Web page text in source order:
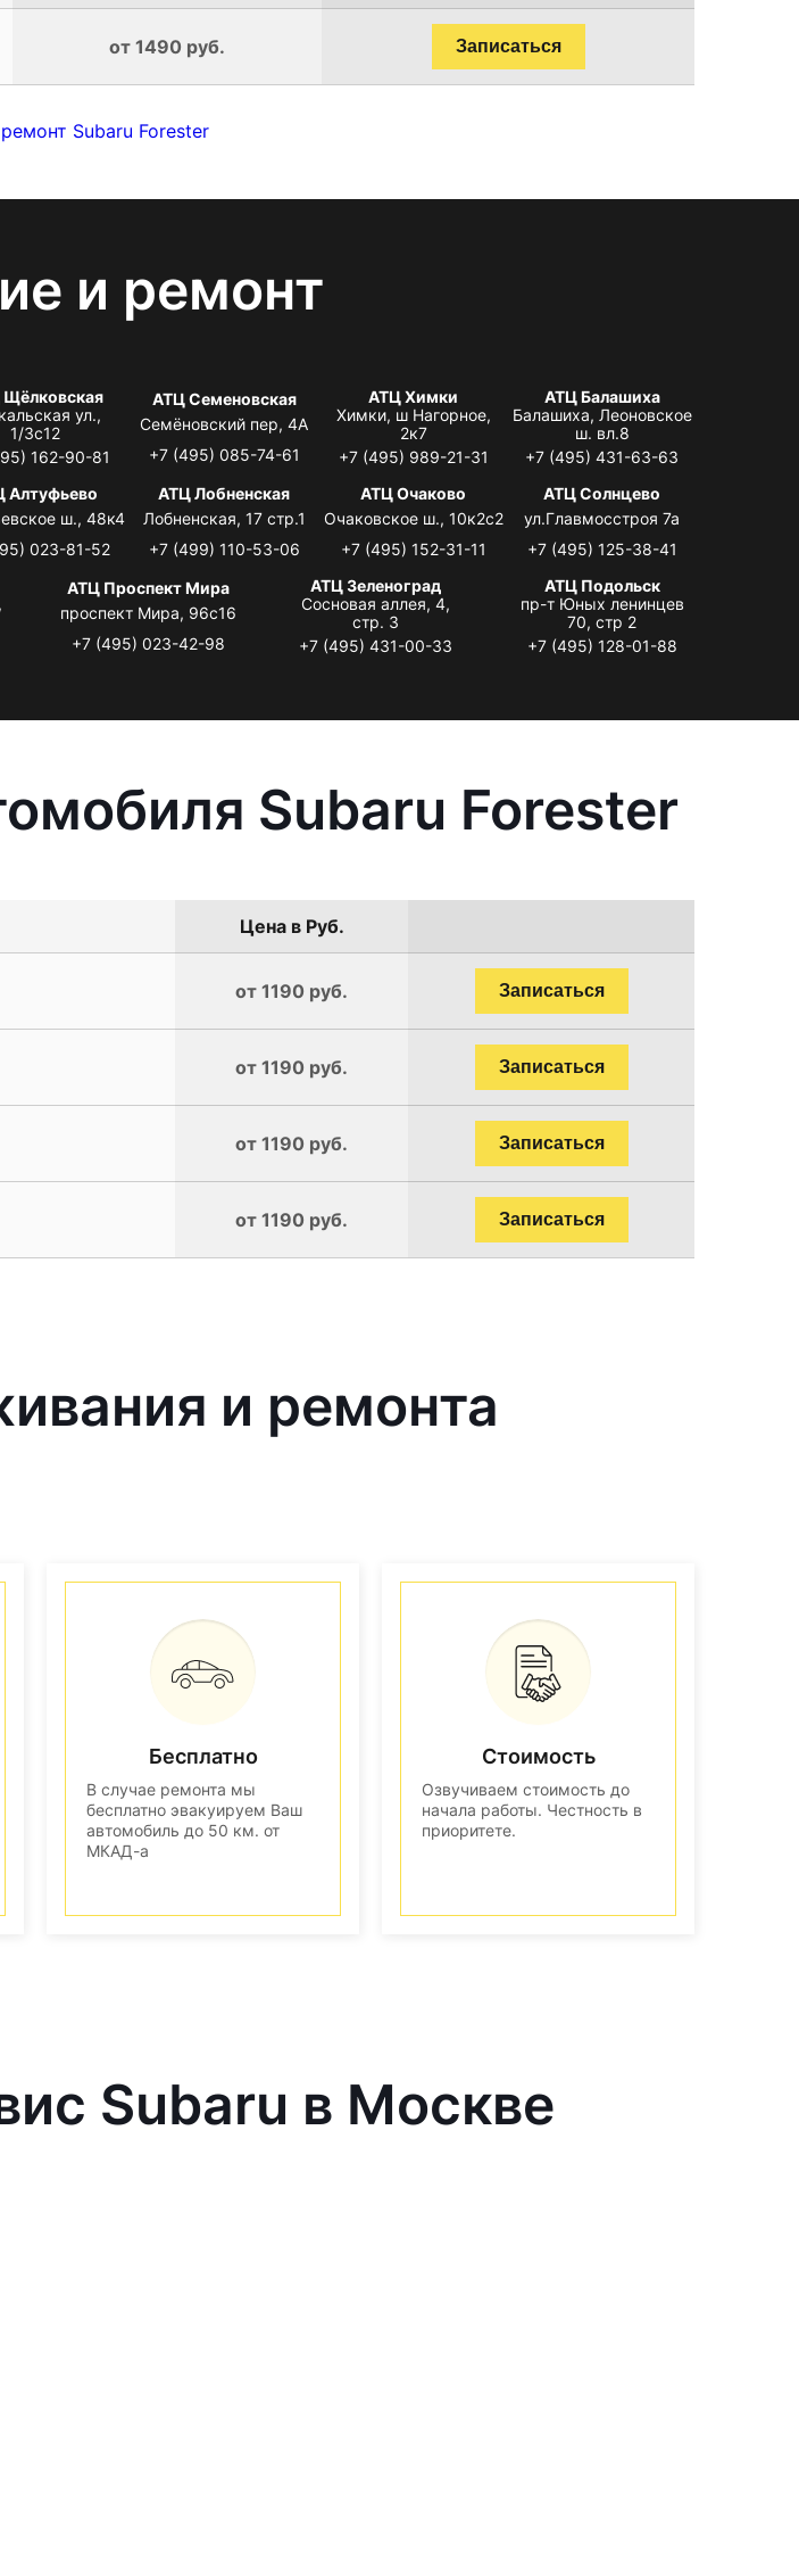
от 1490 руб. Записаться
Subaru Forester
и ремонт
ул.,
1/3с12
162-90-81
АТЦ Семеновская
Семёновский пер, 4А
+7 (495) 085-74-61
АТЦ Химки
Химки, ш Нагорное,
2к7
+7 (495) 989-21-31
АТЦ Балашиха
Балашиха, Леоновское
ш. вл.8
+7 (495) 431-63-63
Алтуфьево
ш., 48к4
023-81-52
АТЦ Лобненская
Лобненская, 17 стр.1
+7 (499) 110-53-06
АТЦ Очаково
Очаковское ш., 10к2с2
+7 (495) 152-31-11
АТЦ Солнцево
ул.Главмосстроя 7а
+7 (495) 125-38-41
АТЦ Проспект Мира
проспект Мира, 96с16
+7 (495) 023-42-98
АТЦ Зеленоград
Сосновая аллея, 4,
стр. 3
+7 (495) 431-00-33
АТЦ Подольск
пр-т Юных ленинцев
70, стр 2
+7 (495) 128-01-88
Subaru Forester
Цена в Руб.
от 1190 руб. Записаться
от 1190 руб. Записаться
от 1190 руб. Записаться
от 1190 руб. Записаться
и ремонта
Бесплатно
В случае ремонта мы
бесплатно эвакуируем Ваш
автомобиль до 50 км. от
МКАД-а
Стоимость
Озвучиваем стоимость до
начала работы. Честность в
приоритете.
Subaru в Москве